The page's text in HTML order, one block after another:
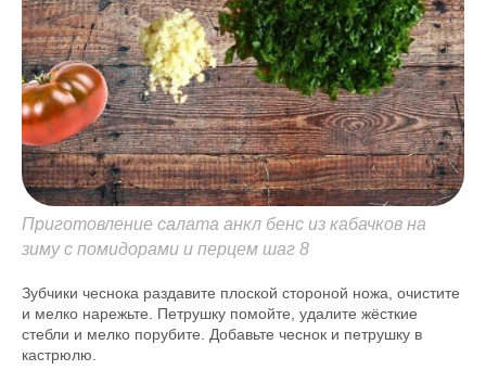
Приготовление салата анкл бенс из кабачков на
зиму с помидорами и перцем шаг 8
Зубчики чеснока раздавите плоской стороной ножа, очистите
и мелко нарежьте. Петрушку помойте, удалите жёсткие
стебли и мелко порубите. Добавьте чеснок и петрушку в
кастрюлю.